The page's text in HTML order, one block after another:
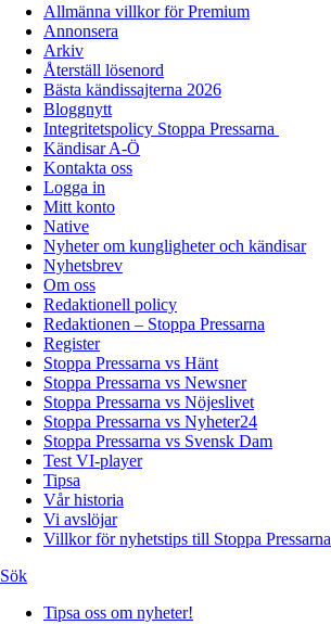
Allmänna villkor för Premium
Annonsera
Arkiv
Återställ lösenord
Bästa kändissajterna 2026
Bloggnytt
Integritetspolicy Stoppa Pressarna
Kändisar A-Ö
Kontakta oss
Logga in
Mitt konto
Native
Nyheter om kungligheter och kändisar
Nyhetsbrev
Om oss
Redaktionell policy
Redaktionen – Stoppa Pressarna
Register
Stoppa Pressarna vs Hänt
Stoppa Pressarna vs Newsner
Stoppa Pressarna vs Nöjeslivet
Stoppa Pressarna vs Nyheter24
Stoppa Pressarna vs Svensk Dam
Test VI-player
Tipsa
Vår historia
Vi avslöjar
Villkor för nyhetstips till Stoppa Pressarna
Sök
Tipsa oss om nyheter!